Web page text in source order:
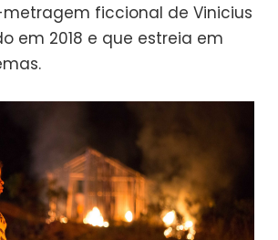
ficcional de Vinicius
em 2018 e que estreia em